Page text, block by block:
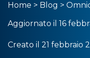
Home > Blog >
Aggiornato il 16
Creato il 21 febbraio